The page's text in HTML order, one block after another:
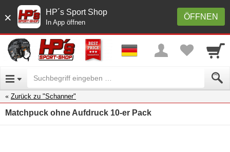
× ÖFFNEN
HP´s Sport Shop
In App öffnen
Zurück zu "Schanner"
Matchpuck ohne Aufdruck 10-er Pack